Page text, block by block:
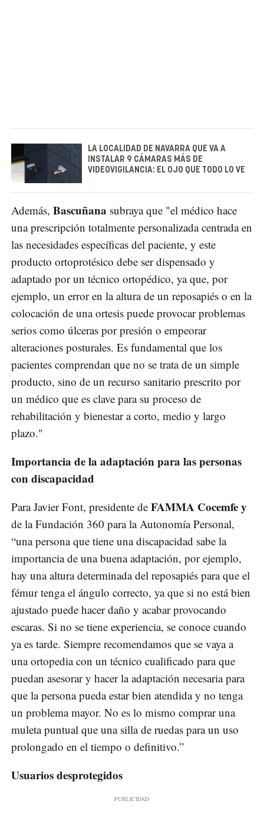
LA LOCALIDAD DE NAVARRA QUE VA A
INSTALAR 9 CÁMARAS MÁS DE
VIDEOVIGILANCIA: EL OJO QUE TODO LO VE
Además, Bascuñana subraya que "el médico hace
una prescripción totalmente personalizada centrada en
las necesidades específicas del paciente, y este
producto ortoprotésico debe ser dispensado y
adaptado por un técnico ortopédico, ya que, por
ejemplo, un error en la altura de un reposapiés o en la
colocación de una ortesis puede provocar problemas
serios como úlceras por presión o empeorar
alteraciones posturales. Es fundamental que los
pacientes comprendan que no se trata de un simple
producto, sino de un recurso sanitario prescrito por
un médico que es clave para su proceso de
rehabilitación y bienestar a corto, medio y largo
plazo."
Importancia de la adaptación para las personas
con discapacidad
Para Javier Font, presidente de FAMMA Cocemfe y
de la Fundación 360 para la Autonomía Personal,
“una persona que tiene una discapacidad sabe la
importancia de una buena adaptación, por ejemplo,
hay una altura determinada del reposapiés para que el
fémur tenga el ángulo correcto, ya que si no está bien
ajustado puede hacer daño y acabar provocando
escaras. Si no se tiene experiencia, se conoce cuando
ya es tarde. Siempre recomendamos que se vaya a
una ortopedia con un técnico cualificado para que
puedan asesorar y hacer la adaptación necesaria para
que la persona pueda estar bien atendida y no tenga
un problema mayor. No es lo mismo comprar una
muleta puntual que una silla de ruedas para un uso
prolongado en el tiempo o definitivo.”
Usuarios desprotegidos